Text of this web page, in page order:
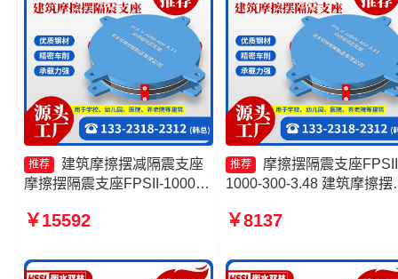
推荐
建筑摩擦摆减隔震支座
摩擦摆隔震支座FPSII-1000-
座-15.0ZX支座的源头工厂 摩
￥15592
推荐
摩擦摆隔震支座
1000-300-3.48 建筑摩擦摆
摩擦摆隔震支座FPSII-
￥8137